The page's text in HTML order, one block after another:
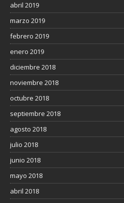
abril 2019
marzo 2019
febrero 2019
enero 2019
diciembre 2018
noviembre 2018
octubre 2018
septiembre 2018
agosto 2018
julio 2018
junio 2018
mayo 2018
abril 2018